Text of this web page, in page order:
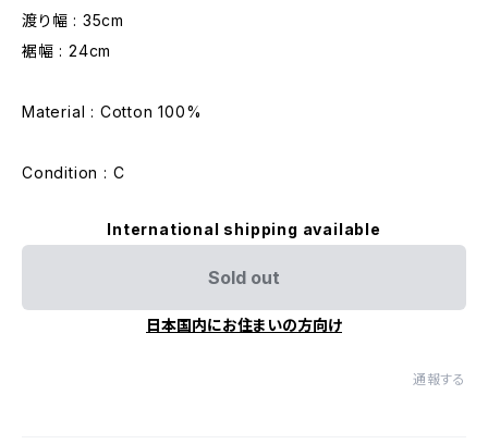
渡り幅 : 35cm
裾幅 : 24cm
Material : Cotton 100%
Condition : C
International shipping available
Sold out
日本国内にお住まいの方向け
通報する